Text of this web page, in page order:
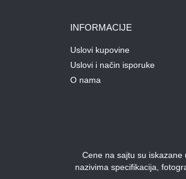
INFORMACIJE
Uslovi kupovine
Uslovi i način isporuke
O nama
Cene na sajtu su
nazivima specifikacija,